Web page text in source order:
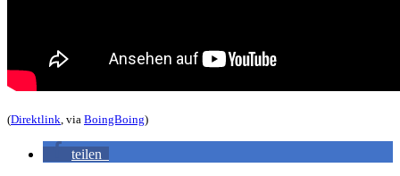
(Direktlink, via BoingBoing)
teilen